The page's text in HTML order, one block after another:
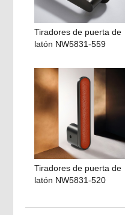
Tiradores de puerta de
latón NW5831-559
Tiradores de puerta de
latón NW5831-520